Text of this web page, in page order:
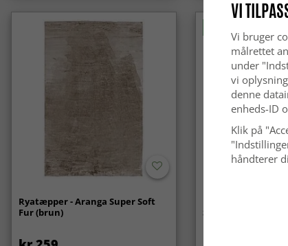
Ryatæpper - Aranga Super Soft
Fur (brun)
Soft Fur (beige)
VI
Vi bruger
målrettet
under
vi
denne
enheds-ID
Klik på
håndterer